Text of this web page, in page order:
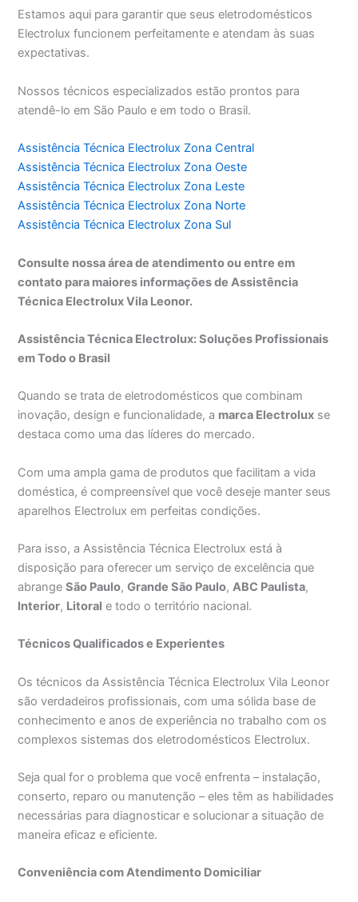
Estamos aqui para garantir que seus eletrodomésticos
Electrolux funcionem perfeitamente e atendam às suas
expectativas.
Nossos técnicos especializados estão prontos para
atendê-lo em São Paulo e em todo o Brasil.
Assistência Técnica Electrolux Zona Central
Assistência Técnica Electrolux Zona Oeste
Assistência Técnica Electrolux Zona Leste
Assistência Técnica Electrolux Zona Norte
Assistência Técnica Electrolux Zona Sul
Consulte nossa área de atendimento ou entre em
contato para maiores informações de Assistência
Técnica Electrolux Vila Leonor.
Assistência Técnica Electrolux: Soluções Profissionais
em Todo o Brasil
Quando se trata de eletrodomésticos que combinam
inovação, design e funcionalidade, a marca Electrolux se
destaca como uma das líderes do mercado.
Com uma ampla gama de produtos que facilitam a vida
doméstica, é compreensível que você deseje manter seus
aparelhos Electrolux em perfeitas condições.
Para isso, a Assistência Técnica Electrolux está à
disposição para oferecer um serviço de excelência que
abrangeSão Paulo,Grande São Paulo,ABC Paulista,
Interior, Litoral e todo o território nacional.
Técnicos Qualificados e Experientes
Os técnicos da Assistência Técnica Electrolux Vila Leonor
são verdadeiros profissionais, com uma sólida base de
conhecimento e anos de experiência no trabalho com os
complexos sistemas dos eletrodomésticos Electrolux.
Seja qual for o problema que você enfrenta – instalação,
conserto, reparo ou manutenção – eles têm as habilidades
necessárias para diagnosticar e solucionar a situação de
maneira eficaz e eficiente.
Conveniência com Atendimento Domiciliar